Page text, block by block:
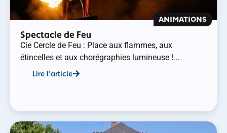
ANIMATIONS
Spectacle de Feu
Cie Cercle de Feu : Place aux flammes, aux
étincelles et aux chorégraphies lumineuse !...
Lire l'article